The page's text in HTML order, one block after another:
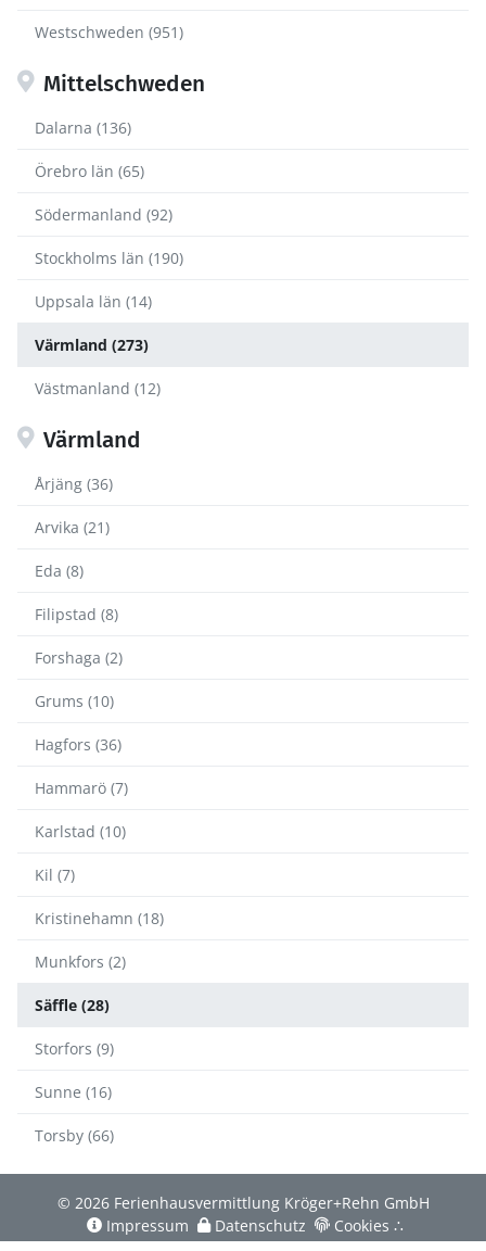
Westschweden (951)
Mittelschweden
Dalarna (136)
Örebro län (65)
Södermanland (92)
Stockholms län (190)
Uppsala län (14)
Värmland (273)
Västmanland (12)
Värmland
Årjäng (36)
Arvika (21)
Eda (8)
Filipstad (8)
Forshaga (2)
Grums (10)
Hagfors (36)
Hammarö (7)
Karlstad (10)
Kil (7)
Kristinehamn (18)
Munkfors (2)
Säffle (28)
Storfors (9)
Sunne (16)
Torsby (66)
© 2026 Ferienhausvermittlung Kröger+Rehn GmbH
Impressum
Datenschutz Cookies ∴